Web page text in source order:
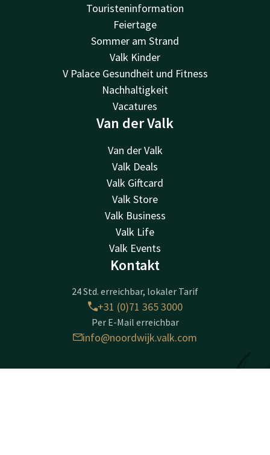
Touristeninformation
Feiertage
Sommer am Strand
Valk Kinder
V Palace Gesundheit und Fitness
Nachhaltigkeit
Vacatures
Van der Valk
Van der Valk
Valk Deals
Valk Giftcard
Valk Store
Valk Business
Valk Life
Valk Events
Kontakt
24 Std. erreichbar, lokaler Tarif
+31 (0)71 365 3000
Per E-Mail erreichbar
info@noordwijk.valk.com